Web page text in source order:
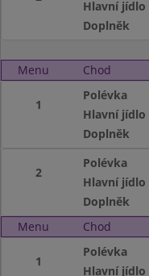
Hlavní jídlo
Doplněk
Menu Chod
1
Polévka
Hlavní jídlo
Doplněk
2
Polévka
Hlavní jídlo
Doplněk
Menu
Chod
1
Polévka
Hlavní jídlo